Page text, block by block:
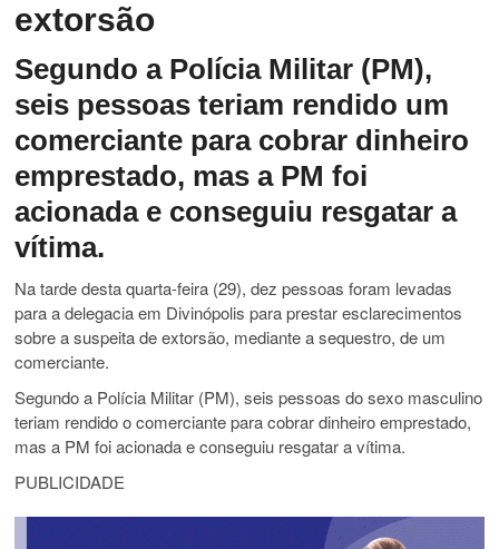
extorsão
Segundo a Polícia Militar (PM),
seis pessoas teriam rendido um
comerciante para cobrar dinheiro
emprestado, mas a PM foi
acionada e conseguiu resgatar a
vítima.
Na tarde desta quarta-feira (29), dez pessoas foram levadas
para a delegacia em Divinópolis para prestar esclarecimentos
sobre a suspeita de extorsão, mediante a sequestro, de um
comerciante.
Segundo a Polícia Militar (PM), seis pessoas do sexo masculino
teriam rendido o comerciante para cobrar dinheiro emprestado,
mas a PM foi acionada e conseguiu resgatar a vítima.
PUBLICIDADE